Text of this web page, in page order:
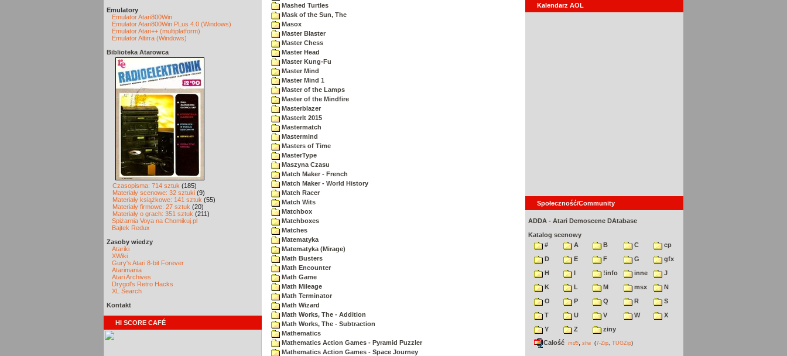
Emulatory
Emulator Atari800Win
Emulator Atari800Win PLus 4.0 (Windows)
Emulator Atari++ (multiplatform)
Emulator Altirra (Windows)
Biblioteka Atarowca
Czasopisma: 714 sztuk (185)
Materiały scenowe: 32 sztuki (9)
Materiały książkowe: 141 sztuk (55)
Materiały firmowe: 27 sztuk (20)
Materiały o grach: 351 sztuk (211)
Spiżarnia Voya na Chomikuj.pl
Bajtek Redux
Zasoby wiedzy
Atariki
XWiki
Gury's Atari 8-bit Forever
Atarimania
Atari Archives
Drygol's Retro Hacks
XL Search
Kontakt
HI SCORE CAFÉ
Mashed Turtles
Mask of the Sun, The
Masox
Master Blaster
Master Chess
Master Head
Master Kung-Fu
Master Mind
Master Mind 1
Master of the Lamps
Master of the Mindfire
Masterblazer
MasterIt 2015
Mastermatch
Mastermind
Masters of Time
MasterType
Maszyna Czasu
Match Maker - French
Match Maker - World History
Match Racer
Match Wits
Matchbox
Matchboxes
Matches
Matematyka
Matematyka (Mirage)
Math Busters
Math Encounter
Math Game
Math Mileage
Math Terminator
Math Wizard
Math Works, The - Addition
Math Works, The - Subtraction
Mathematics
Mathematics Action Games - Pyramid Puzzler
Mathematics Action Games - Space Journey
Kalendarz AOL
Społeczność/Community
ADDA - Atari Demoscene DAtabase
Katalog scenowy
#
A B C
cp
D
E F G
gfx
H
I !info inne
J
K
L M msx
N
O
P Q R
S
T
U V W
X
Y
Z
ziny
Całość md5 sha (7-Zip TUGZip)